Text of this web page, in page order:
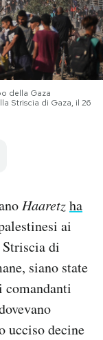
della Gaza
Striscia di Gaza, il 26
Haaretzha
ai
di
siano state
ucciso decine